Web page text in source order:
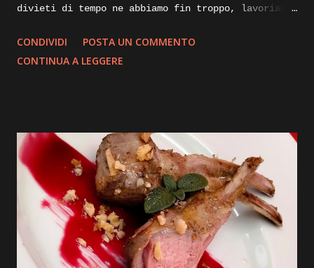
divieti di tempo ne abbiamo fin troppo, lavoriamo
ne verrà fuori, quindi spostiamoci dalla scrivania
ai fornelli ed iniziamo. Quando pensiamo ad un
impiattarlo, non dilunghiamoci oltre e andiamo
subito ad iniziare. Ingredienti: sfoglia di
pasta fresca, carne di tacchino, provola, olio
pepe, ricotta stagionata, mostarda, caciocavallo
stagionato, prezzemolo, julienne di peperoncino,
pellicola adatta anche per la cottura degli
alimenti. Execution: prepariamo per iniziare
CONDIVIDI
POSTA UN COMMENTO
CONTINUA A LEGGERE